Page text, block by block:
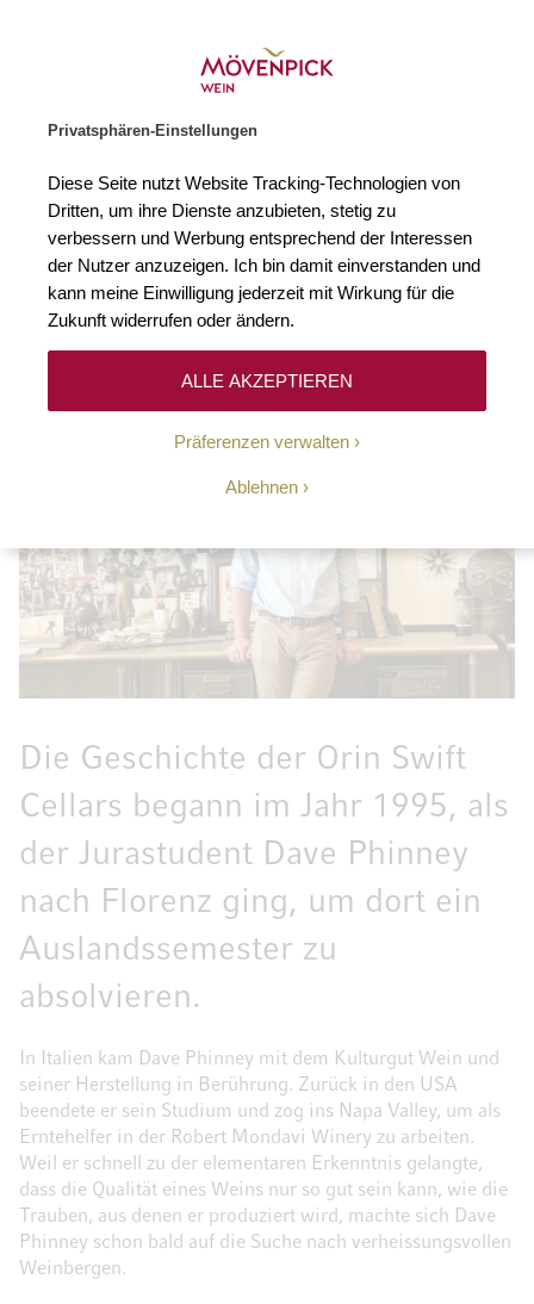
Privatsphären-Einstellungen
Diese Seite nutzt Website Tracking-Technologien von
Dritten, um ihre Dienste anzubieten, stetig zu
verbessern und Werbung entsprechend der Interessen
der Nutzer anzuzeigen. Ich bin damit einverstanden und
kann meine Einwilligung jederzeit mit Wirkung für die
Zukunft widerrufen oder ändern.
Präferenzen verwalten
Ablehnen
ALLE AKZEPTIEREN
Winzer von Susanne Aebiam30. Januar 2026
Winzer im Fokus – Orin
Swift Cellars
Die Geschichte der Orin Swift
Cellars begann im Jahr 1995, als
der Jurastudent Dave Phinney
nach Florenz ging, um dort ein
Auslandssemester zu
absolvieren.
In Italien kam Dave Phinney mit dem Kulturgut Wein und
seiner Herstellung in Berührung. Zurück in den USA
beendete er sein Studium und zog ins Napa Valley, um als
Erntehelfer in der Robert Mondavi Winery zu arbeiten.
Weil er schnell zu der elementaren Erkenntnis gelangte,
dass die Qualität eines Weins nur so gut sein kann, wie die
Trauben, aus denen er produziert wird, machte sich Dave
Phinney schon bald auf die Suche nach verheissungsvollen
Weinbergen.